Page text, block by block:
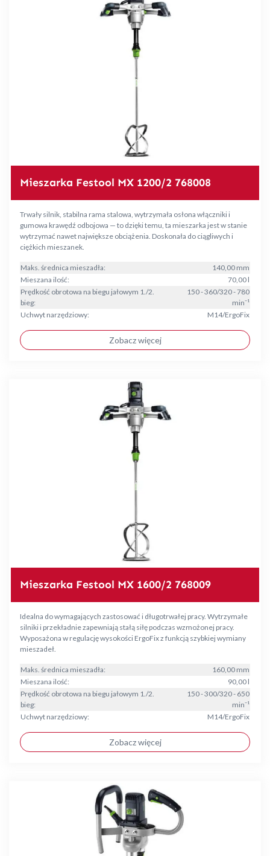
Mieszarka Festool MX 1200/2 768008
Trwały silnik, stabilna rama stalowa, wytrzymała osłona włączniki i
gumowa krawędź odbojowa — to dzięki temu, ta mieszarka jest w stanie
wytrzymać nawet największe obciążenia. Doskonała do ciągliwych i
ciężkich mieszanek.
Maks. średnica mieszadła:
140,00 mm
Mieszana ilość:
70,00 l
Prędkość obrotowa na biegu jałowym 1./2.
bieg:
150 - 360/320 - 780
min⁻¹
Uchwyt narzędziowy:
M14/ErgoFix
Zobacz więcej
Mieszarka Festool MX 1600/2 768009
Idealna do wymagających zastosować i długotrwałej pracy. Wytrzymałe
silniki i przekładnie zapewniają stałą siłę podczas wzmożonej pracy.
Wyposażona w regulację wysokości ErgoFix z funkcją szybkiej wymiany
mieszadeł.
Maks. średnica mieszadła:
160,00 mm
Mieszana ilość:
90,00 l
Prędkość obrotowa na biegu jałowym 1./2.
bieg:
150 - 300/320 - 650
min⁻¹
Uchwyt narzędziowy:
M14/ErgoFix
Zobacz więcej